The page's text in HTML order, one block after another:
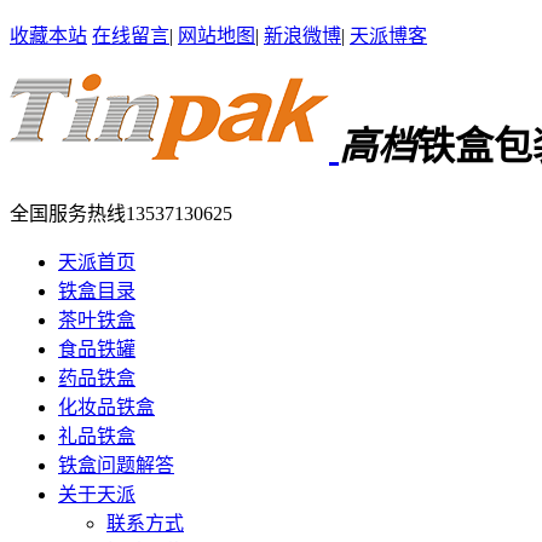
收藏本站 在线留言| 网站地图 | 新浪微博| 天派博客
高档铁盒
全国服务热线13537130625
天派首页
铁盒目录
茶叶铁盒
食品铁罐
药品铁盒
化妆品铁盒
礼品铁盒
铁盒问题解答
关于天派
联系方式